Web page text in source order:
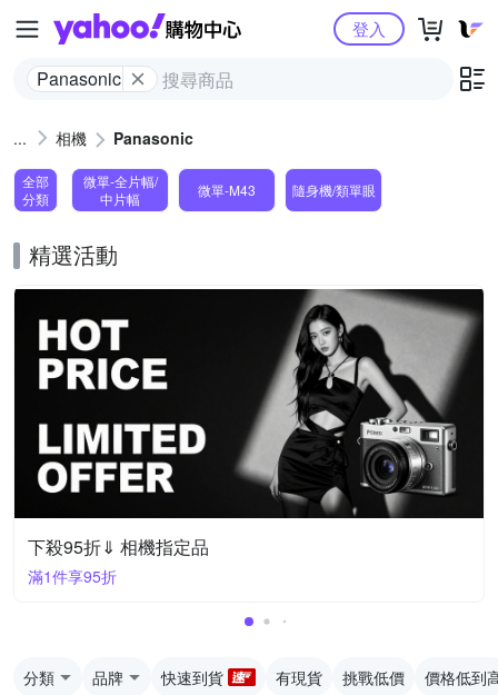
Yahoo購物中心
Panasonic
登入
相機 Panasonic
全部
分類
微單-全片幅/
中片幅
微單-M43 隨身機/類單眼
精選活動
下殺95折⇓ 相機指定品
滿1件享95折
分類 品牌 快速到貨 有現貨 挑戰低價 價格低到